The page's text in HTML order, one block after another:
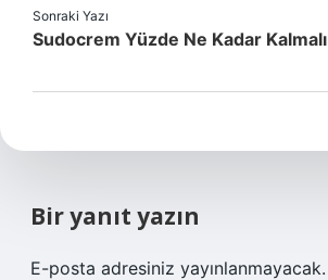
Sonraki Yazı
Sudocrem Yüzde Ne Kadar Kalmalı
Bir yanıt yazın
E-posta adresiniz yayınlanmayacak.